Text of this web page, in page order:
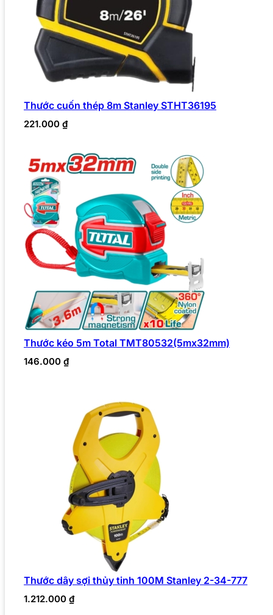
Thước cuốn thép 8m Stanley STHT36195
221.000 ₫
Thước kéo 5m Total TMT80532(5mx32mm)
146.000 ₫
Thước dây sợi thủy tinh 100M Stanley 2-34-777
1.212.000 ₫